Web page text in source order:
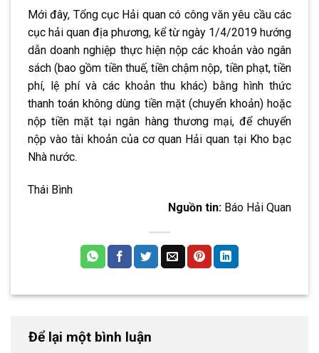
Mới đây, Tổng cục Hải quan có công văn yêu cầu các
cục hải quan địa phương, kể từ ngày 1/4/2019 hướng
dẫn doanh nghiệp thực hiện nộp các khoản vào ngân
sách (bao gồm tiền thuế, tiền chậm nộp, tiền phạt, tiền
phí, lệ phí và các khoản thu khác) bằng hình thức
thanh toán không dùng tiền mặt (chuyển khoản) hoặc
nộp tiền mặt tại ngân hàng thương mại, để chuyển
nộp vào tài khoản của cơ quan Hải quan tại Kho bạc
Nhà nước.
Thái Bình
Nguồn tin: Báo Hải Quan
Để lại một bình luận